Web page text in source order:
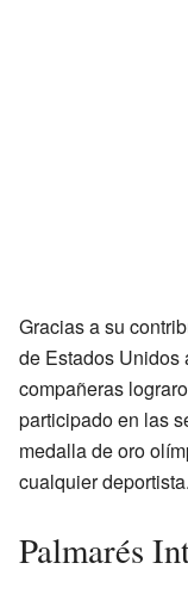
Gracias a su
de Estados Unidos
compañeras
participado en las
medalla de oro
cualquier deportista.
Palmarés